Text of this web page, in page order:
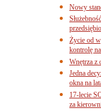
Nowy
Życie od
kontrolę
Wnętrza z
Jedna
okna na
17-lecie
za